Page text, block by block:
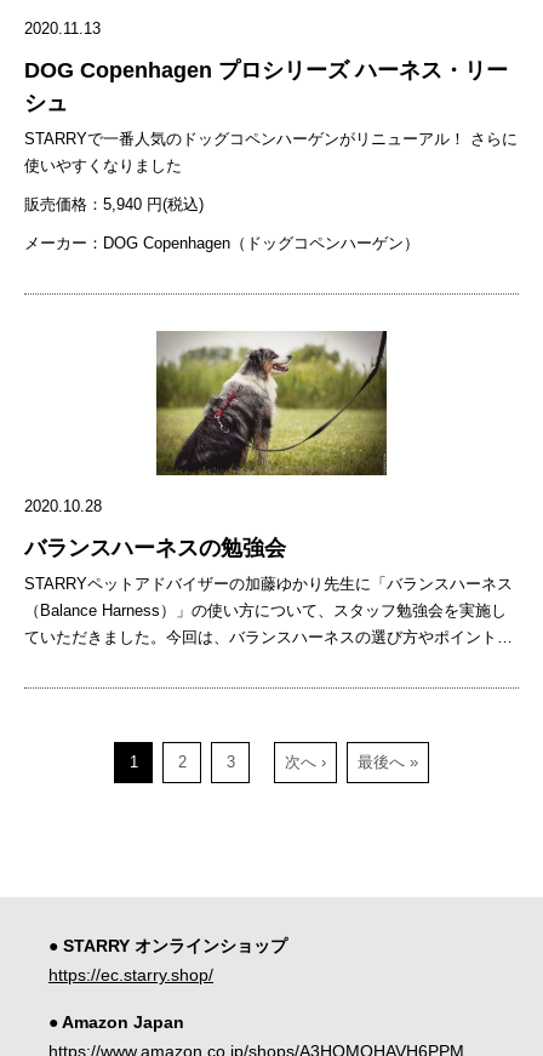
2020.11.13
DOG Copenhagen プロシリーズ ハーネス・リー
シュ
STARRYで一番人気のドッグコペンハーゲンがリニューアル！ さらに
使いやすくなりました
販売価格：5,940 円(税込)
メーカー：DOG Copenhagen（ドッグコペンハーゲン）
2020.10.28
バランスハーネスの勉強会
STARRYペットアドバイザーの加藤ゆかり先生に「バランスハーネス
（Balance Harness）」の使い方について、スタッフ勉強会を実施し
ていただきました。今回は、バランスハーネスの選び方やポイントな
は、アメリカではプロのトレーナーや一般ユーザーから多くの支持を
て作られました。バランスハーネスは、アメリカ アイオワ州を拠点と
するBLUE-9 Pet Productsという会社が製造をしています。BLUE-9
ができます！ サイズ調整をすることでワンちゃんを締め付けず、動き
ないため、ハーネスを着けていることに対するストレスが少ないで
す。 頭を通さずに装着可能なバックルがついているので着脱も簡単。
きます。お洋服の邪魔をしないシンプルなデザインになっています。
1 2 3 次へ › 最後へ »
● STARRY オンラインショップ
https://ec.starry.shop/
● Amazon Japan
https://www.amazon.co.jp/shops/A3HOMOHAVH6PPM